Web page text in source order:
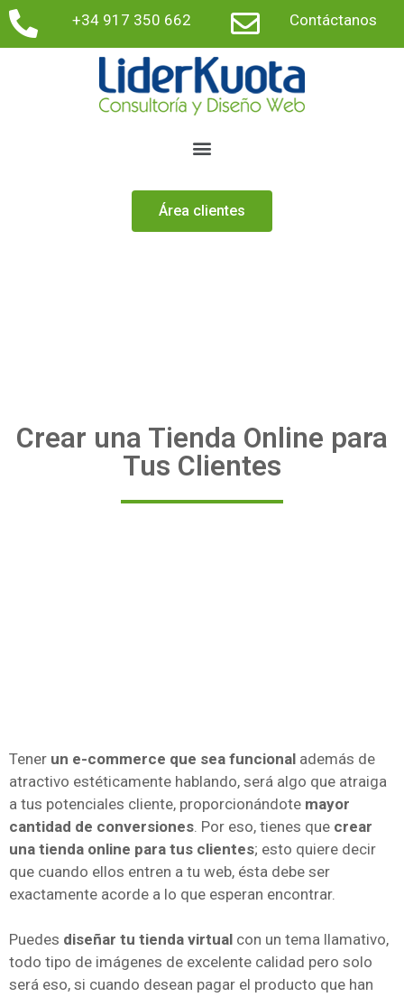
+34 917 350 662 Contáctanos
Área clientes
Crear una Tienda Online para
Tus Clientes
Tener un e-commerce que sea funcional además de
atractivo estéticamente hablando, será algo que atraiga
a tus potenciales cliente, proporcionándote mayor
cantidad de conversiones . Por eso, tienes que crear
una tienda online para tus clientes; esto quiere decir
que cuando ellos entren a tu web, ésta debe ser
exactamente acorde a lo que esperan encontrar.
Puedes diseñar tu tienda virtual con un tema llamativo,
todo tipo de imágenes de excelente calidad pero solo
será eso, si cuando desean pagar el producto que han